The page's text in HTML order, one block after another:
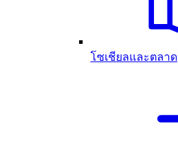
โซเชียลและตลาด